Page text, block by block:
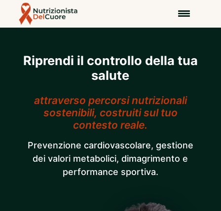
Riprendi il controllo della tua
salute
attraverso percorsi nutrizionali
sostenibili, costruiti sul tuo
contesto reale.
Prevenzione cardiovascolare, gestione
dei valori metabolici, dimagrimento e
performance sportiva.